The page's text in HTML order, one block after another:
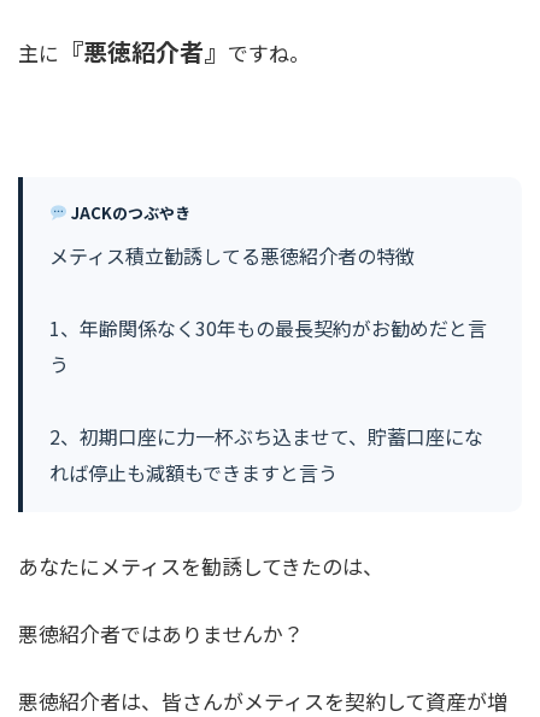
主に 『悪徳紹介者』 ですね。
JACKのつぶやき
メティス積立勧誘してる悪徳紹介者の特徴
1、年齢関係なく30年もの最長契約がお勧めだと言
う
2、初期口座に力一杯ぶち込ませて、貯蓄口座にな
れば停止も減額もできますと言う
あなたにメティスを勧誘してきたのは、
悪徳紹介者ではありませんか？
悪徳紹介者は、皆さんがメティスを契約して資産が増